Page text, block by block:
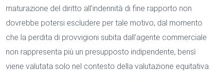
maturazione del diritto all’indennità di fine rapporto non
dovrebbe potersi escludere per tale motivo, dal momento
che la perdita di provvigioni subita dall’agente commerciale
non rappresenta più un presupposto indipendente, bensì
viene valutata solo nel contesto della valutazione equitativa.